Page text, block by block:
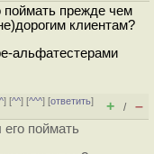
поймать прежде чем
клиентам?
альфатестерами
^] [^^] [^^^] [ответить]
+ / –
поймать